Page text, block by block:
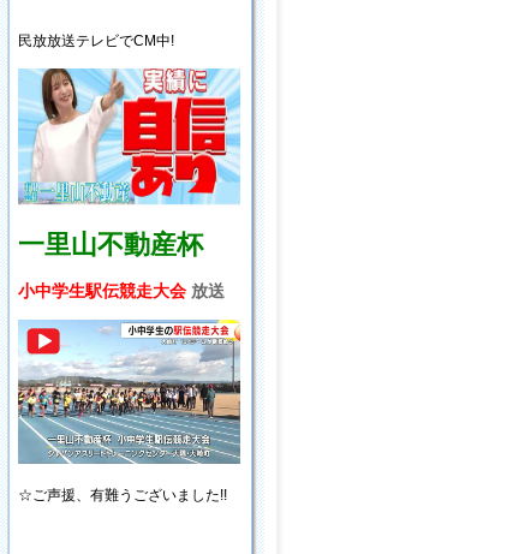
民放放送テレビでCM中!
一里山不動産杯
小中学生駅伝競走大会 放送
☆ご声援、 有難うございました!!